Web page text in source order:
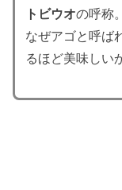
トビウオの呼称。
なぜアゴと呼ば
るほど美味しい